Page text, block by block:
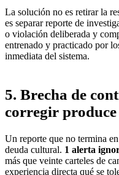
La solución no es retirar la
es separar reporte de
o violación deliberada y
entrenado y practicado por
inmediata del sistema.
5. Brecha de
corregir
Un reporte que no termina
deuda cultural. 1 alerta
más que veinte carteles de
experiencia directa qué se